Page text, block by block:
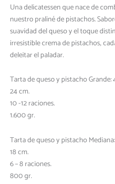
cantidad
Una delicatessen que nace de
nuestro praliné de pistachos.
suavidad del queso y el toque
irresistible crema de pistachos,
deleitar el paladar.
Tarta de queso y pistacho Grande:
24 cm.
10 -12 raciones.
1.600 gr.
Tarta de queso y pistacho
18 cm.
6 – 8 raciones.
800 gr.